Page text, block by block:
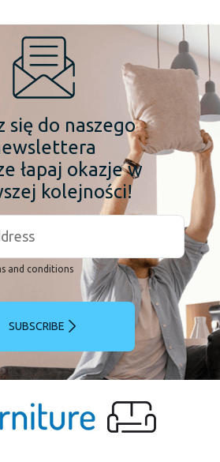
się do naszego
łapaj okazje w
kolejności!
and conditions
SUBSCRIBE